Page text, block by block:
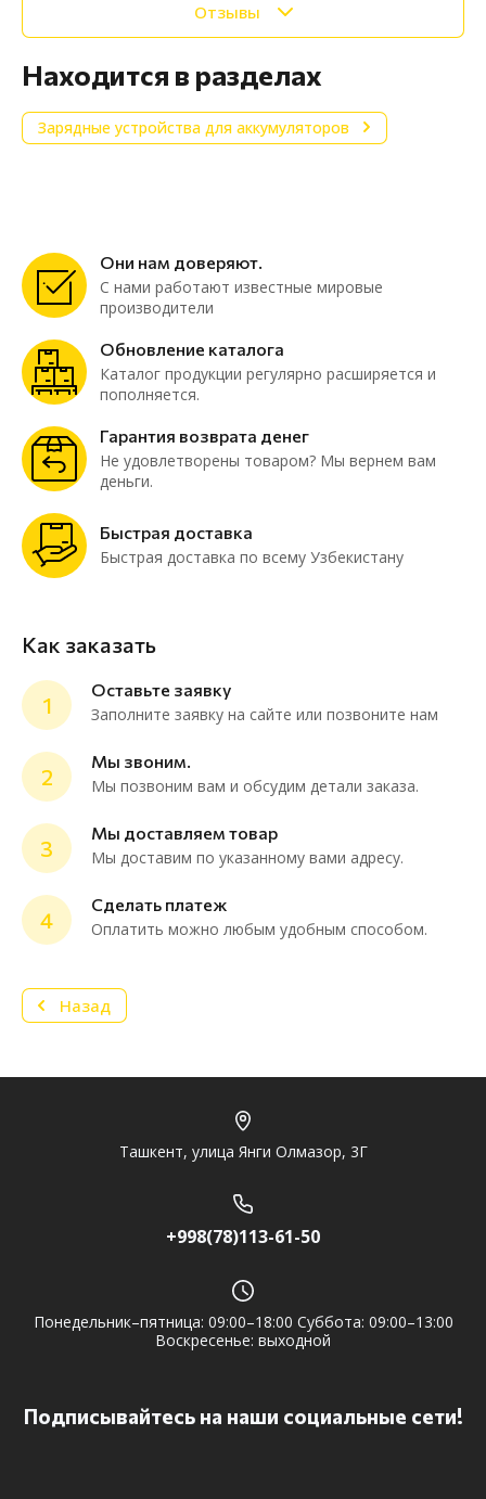
Отзывы
Находится в разделах
Зарядные устройства для аккумуляторов
Они нам доверяют.
С нами работают известные мировые
производители
Обновление каталога
Каталог продукции регулярно расширяется и
пополняется.
Гарантия возврата денег
Не удовлетворены товаром? Мы вернем вам
деньги.
Быстрая доставка
Быстрая доставка по всему Узбекистану
Как заказать
1
Оставьте заявку
Заполните заявку на сайте или позвоните нам
2
Мы звоним.
Мы позвоним вам и обсудим детали заказа.
3
Мы доставляем товар
Мы доставим по указанному вами адресу.
4
Сделать платеж
Оплатить можно любым удобным способом.
Назад
Ташкент, улица Янги Олмазор, 3Г
+998(78)113-61-50
Понедельник–пятница: 09:00–18:00 Суббота: 09:00–13:00
Воскресенье: выходной
Подписывайтесь на наши социальные сети!
online
Мессенджеры
Нужна консультация или персональное
предложение? Пиши в мессенджер!
Telegram